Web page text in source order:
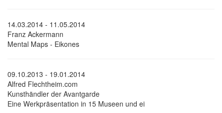
14.03.2014 - 11.05.2014
Franz Ackermann
Mental Maps - Eikones
09.10.2013 - 19.01.2014
Alfred Flechtheim.com
Kunsthändler der Avantgarde
Eine Werk­prä­sen­ta­ti­on in 15 Mu­se­en und ei